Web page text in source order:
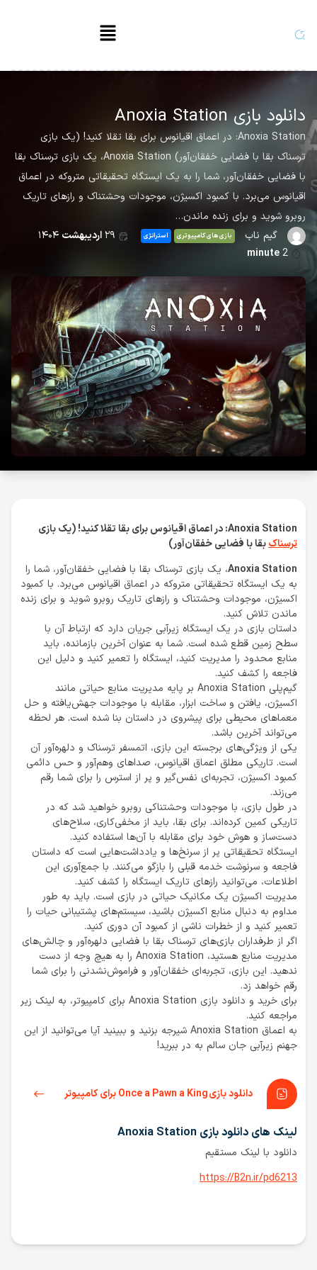
دانلود بازی Anoxia Station
Anoxia Station: در اعماق اقیانوس برای بقا تقلا کنید! (یک بازی
ترسناک بقا با فضایی خفقان‌آور) Anoxia Station، یک بازی ترسناک بقا
با فضایی خفقان‌آور، شما را به یک ایستگاه تحقیقاتی متروکه در اعماق
اقیانوس می‌برد. با کمبود اکسیژن، موجودات وحشتناک و رازهای تاریک
روبرو شوید و برای زنده ماندن…
گیم ناب
بازی های کامپیوتری استراتژی ۲۹اردیبهشت ۱۴۰۴
2
minute
Anoxia Station: در اعماق اقیانوس برای بقا تقلا کنید! (یک بازی
ترسناکبقا با فضایی خفقان‌آور)
Anoxia Station، یک بازی ترسناک بقا با فضایی خفقان‌آور، شما را
به یک ایستگاه تحقیقاتی متروکه در اعماق اقیانوس می‌برد. با کمبود
اکسیژن، موجودات وحشتناک و رازهای تاریک روبرو شوید و برای زنده
ماندن تلاش کنید.
داستان بازی در یک ایستگاه زیرآبی جریان دارد که ارتباط آن با
سطح زمین قطع شده است. شما به عنوان آخرین بازمانده، باید
منابع محدود را مدیریت کنید، ایستگاه را تعمیر کنید و دلیل این
فاجعه را کشف کنید.
گیم‌پلی Anoxia Station بر پایه مدیریت منابع حیاتی مانند
اکسیژن، یافتن و ساخت ابزار، مقابله با موجودات جهش‌یافته و حل
معماهای محیطی برای پیشروی در داستان بنا شده است. هر لحظه
می‌تواند آخرین باشد.
یکی از ویژگی‌های برجسته این بازی، اتمسفر ترسناک و دلهره‌آور آن
است. تاریکی مطلق اعماق اقیانوس، صداهای وهم‌آور و حس دائمی
کمبود اکسیژن، تجربه‌ای نفس‌گیر و پر از استرس را برای شما رقم
می‌زند.
در طول بازی، با موجودات وحشتناکی روبرو خواهید شد که در
تاریکی کمین کرده‌اند. برای بقا، باید از مخفی‌کاری، سلاح‌های
دست‌ساز و هوش خود برای مقابله با آن‌ها استفاده کنید.
ایستگاه تحقیقاتی پر از سرنخ‌ها و یادداشت‌هایی است که داستان
فاجعه و سرنوشت خدمه قبلی را بازگو می‌کنند. با جمع‌آوری این
اطلاعات، می‌توانید رازهای تاریک ایستگاه را کشف کنید.
مدیریت اکسیژن یک مکانیک حیاتی در بازی است. باید به طور
مداوم به دنبال منابع اکسیژن باشید، سیستم‌های پشتیبانی حیات را
تعمیر کنید و از خطرات ناشی از کمبود آن دوری کنید.
اگر از طرفداران بازی‌های ترسناک بقا با فضایی دلهره‌آور و چالش‌های
مدیریت منابع هستید، Anoxia Station را به هیچ وجه از دست
ندهید. این بازی، تجربه‌ای خفقان‌آور و فراموش‌نشدنی را برای شما
رقم خواهد زد.
برای خرید و دانلود بازی Anoxia Station برای کامپیوتر، به لینک زیر
مراجعه کنید.
به اعماق Anoxia Station شیرجه بزنید و ببینید آیا می‌توانید از این
جهنم زیرآبی جان سالم به در ببرید!
دانلود بازی Once a Pawn a King برای کامپیوتر
لینک های دانلود بازی Anoxia Station
دانلود با لینک مستقیم
https://B2n.ir/pd6213